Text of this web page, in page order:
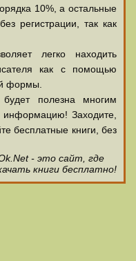
10%, а остальные
регистрации, так как
легко находить
как с помощью
формы.
полезна многим
Заходите,
бесплатные книги, без
- это сайт, где
книги бесплатно!